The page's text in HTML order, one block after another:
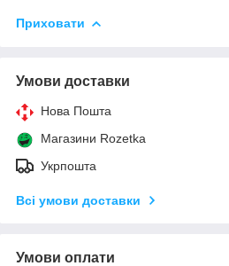
Приховати
Умови доставки
Нова Пошта
Магазини Rozetka
Укрпошта
Всі умови доставки
Умови оплати